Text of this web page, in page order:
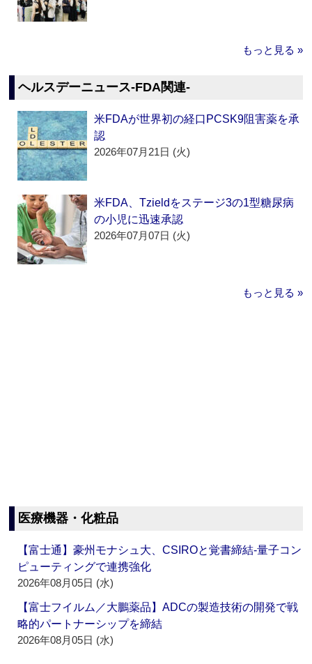
もっと見る »
ヘルスデーニュース‐FDA関連‐
米FDAが世界初の経口PCSK9阻害薬を承
認
2026年07月21日 (火)
米FDA、Tzieldをステージ3の1型糖尿病
の小児に迅速承認
2026年07月07日 (火)
もっと見る »
医療機器・化粧品
【富士通】豪州モナシュ大、CSIROと覚書締結‐量子コン
ピューティングで連携強化
2026年08月05日 (水)
【富士フイルム／大鵬薬品】ADCの製造技術の開発で戦
略的パートナーシップを締結
2026年08月05日 (水)